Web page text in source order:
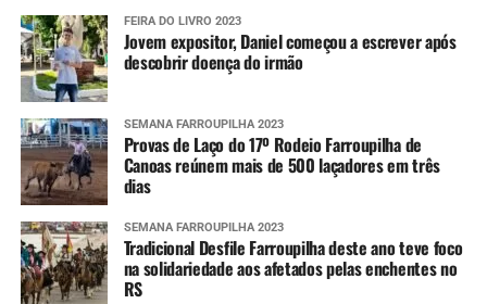
FEIRA DO LIVRO 2023
Jovem expositor, Daniel começou a escrever após
descobrir doença do irmão
SEMANA FARROUPILHA 2023
Provas de Laço do 17º Rodeio Farroupilha de
Canoas reúnem mais de 500 laçadores em três
dias
SEMANA FARROUPILHA 2023
Tradicional Desfile Farroupilha deste ano teve foco
na solidariedade aos afetados pelas enchentes no
RS